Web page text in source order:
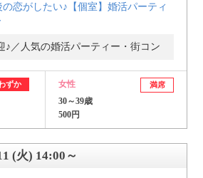
の恋がしたい♪【個室】婚活パーティ
♪／人気の婚活パーティー・街コン
ずか 女性 満席
30～39歳
500円
(火) 14:00～